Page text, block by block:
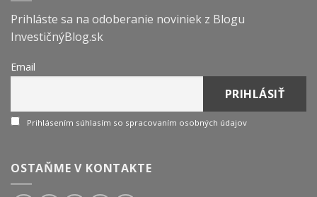
Prihláste sa na odoberanie noviniek z Blogu
InvestičnýBlog.sk
Email
Prihlásením súhlasím so spracovaním osobných údajov
OSTAŇME V KONTAKTE